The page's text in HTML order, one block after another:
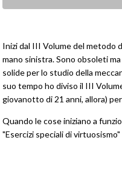
Inizi dal III Volume del metodo
mano sinistra. Sono obsoleti
solide per lo studio della
suo tempo ho diviso il III
giovanotto di 21 anni, allora)
Quando le cose iniziano a
"Esercizi speciali di